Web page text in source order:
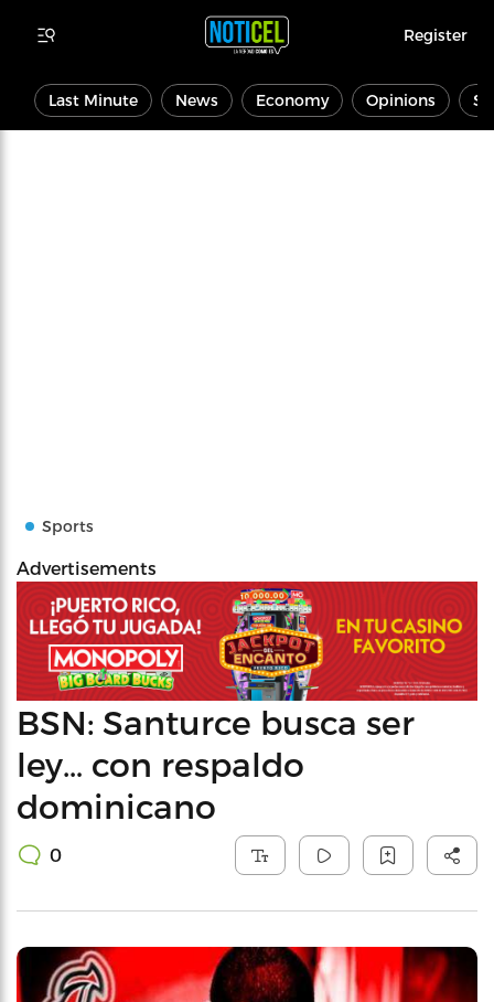
Register
Last Minute News Economy Opinions
Sports
Advertisements
BSN: Santurce busca ser
ley… con respaldo
dominicano
0